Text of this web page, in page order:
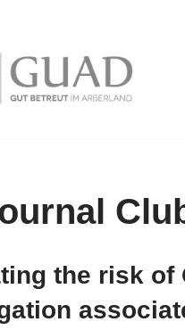
the risk of